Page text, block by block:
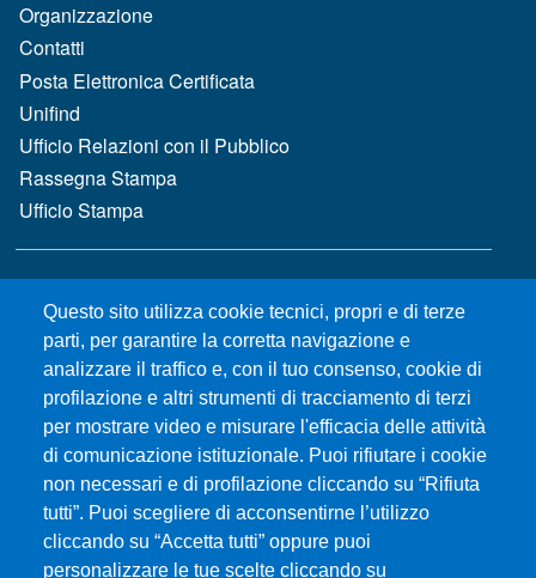
Questo sito utilizza cookie tecnici, propri e di terze
parti, per garantire la corretta navigazione e
analizzare il traffico e, con il tuo consenso, cookie di
profilazione e altri strumenti di tracciamento di terzi
per mostrare video e misurare l'efficacia delle attività
di comunicazione istituzionale. Puoi rifiutare i cookie
non necessari e di profilazione cliccando su “Rifiuta
tutti”. Puoi scegliere di acconsentirne l’utilizzo
cliccando su “Accetta tutti” oppure puoi
personalizzare le tue scelte cliccando su
Organizzazione
Contatti
Posta Elettronica Certificata
Unifind
Ufficio Relazioni con il Pubblico
Rassegna Stampa
Ufficio Stampa
MENÙ FOOTER 2
Gare d'appalto
Albo online
CIAM - Servizi Informatici
Brand Identity
Elenco siti tematici
Servizi per Disabilità e DSA
Sostieni Unime
Performance - trasparenza